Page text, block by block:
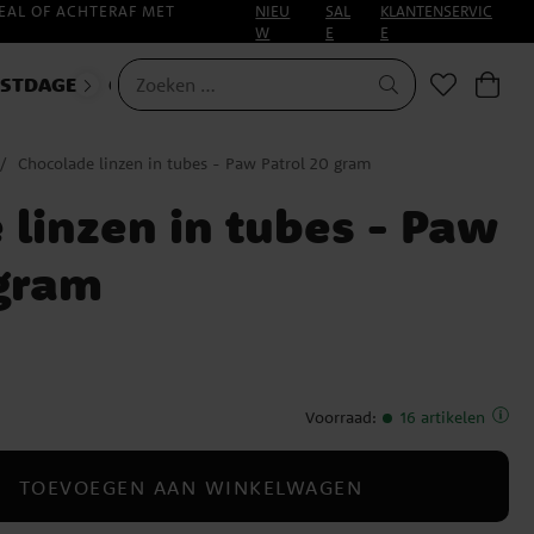
OF ACHTERAF MET
NIEU
W
SAL
E
KLANTENSERVIC
E
CARNAVAL
Chocolade linzen in tubes - Paw Patrol 20 gram
linzen in tubes - Paw
Voorraad: 16 artikelen
TOEVOEGEN AAN WINKELWAGEN